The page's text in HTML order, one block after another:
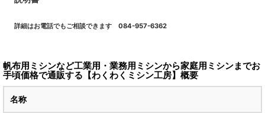
詳細はお電話でもご相談できます 084-957-6362
帆布用ミシンなど工業用・業務用ミシンから家庭用ミシンまでお
手頃価格で通販する【わくわくミシン工房】概要
名称